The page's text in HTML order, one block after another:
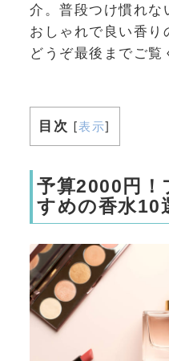
介。普段つけ慣れな
おしゃれで良い香り
どうぞ最後までご覧
目次 [表示]
予算2000円！
すめの香水10